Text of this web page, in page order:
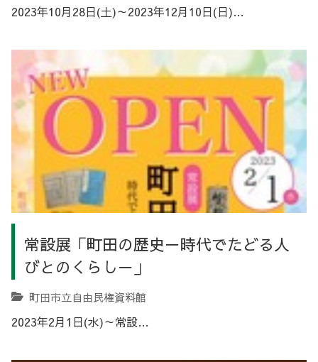
2023年10月28日(土)～2023年12月10日(日)…
常設展「町田の歴史－時代でたどる人
びとのくらし－」
町田市立自由民権資料館
2023年2月1日(水)～常設…